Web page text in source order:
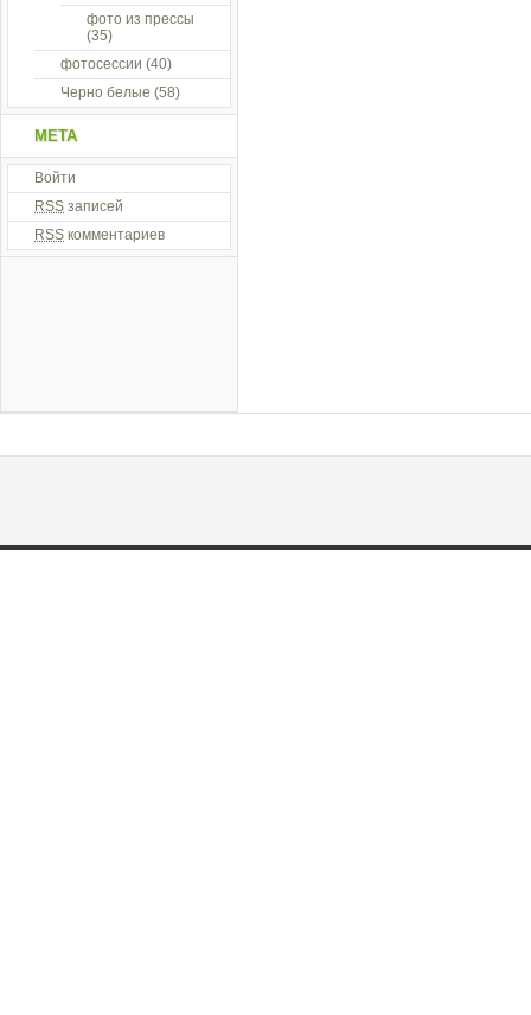
фото из прессы
(35)
фотосессии (40)
Черно белые (58)
МЕТА
Войти
RSS записей
RSS комментариев